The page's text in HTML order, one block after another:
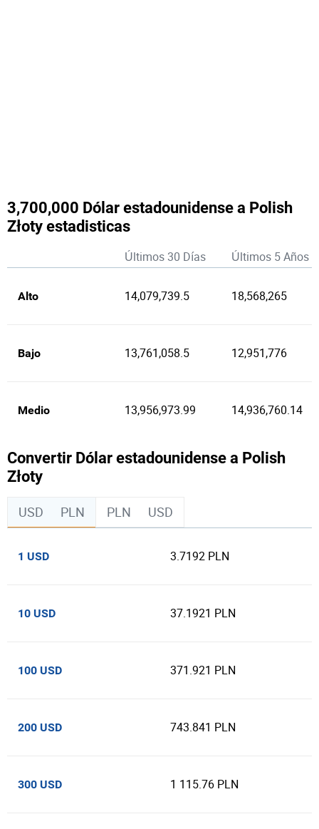
3,700,000 Dólar estadounidense a Polish
Złoty estadisticas
Últimos 30 Días Últimos 5 Años
Alto 14,079,739.5 18,568,265
Bajo 13,761,058.5 12,951,776
Medio 13,956,973.99 14,936,760.14
Convertir Dólar estadounidense a Polish
Złoty
USD PLN PLN USD
1 USD 3.7192 PLN
10 USD 37.1921 PLN
100 USD 371.921 PLN
200 USD 743.841 PLN
300 USD 1 115.76 PLN